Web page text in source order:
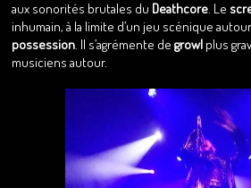
aux sonorités brutales du Deathcore. Le
inhumain, à la limite d’un jeu scénique
possession. Il s’agrémente degrowl plus
musiciens autour.